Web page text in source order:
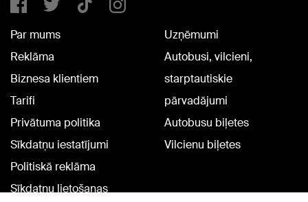
Par mums
Reklāma
Biznesa klientiem
Tarifi
Privātuma politika
Sīkdatņu iestatījumi
Politiskā reklāma
Sīkdatņu lietošanas
Uzņēmumi
Autobusi, vilcieni,
starptautiskie
pārvadājumi
Autobusu biļetes
Vilcienu biļetes